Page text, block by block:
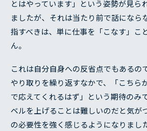
とはやっています」という姿勢が見ら
ましたが、それは当たり前で話になら
指すべきは、単に仕事を「こなす」こ
ん。
これは自分自身への反省点でもある
やり取りを繰り返すなかで、「こちら
で応えてくれるはず」という期待のみ
ベルを上げることは難しいのだと気が
の必要性を強く感じるようになりまし